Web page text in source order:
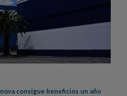
consigue beneficios un año